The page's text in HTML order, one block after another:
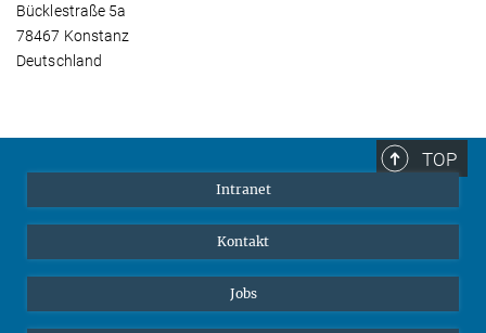
Bücklestraße 5a
78467 Konstanz
Deutschland
TOP
Intranet
Kontakt
Jobs